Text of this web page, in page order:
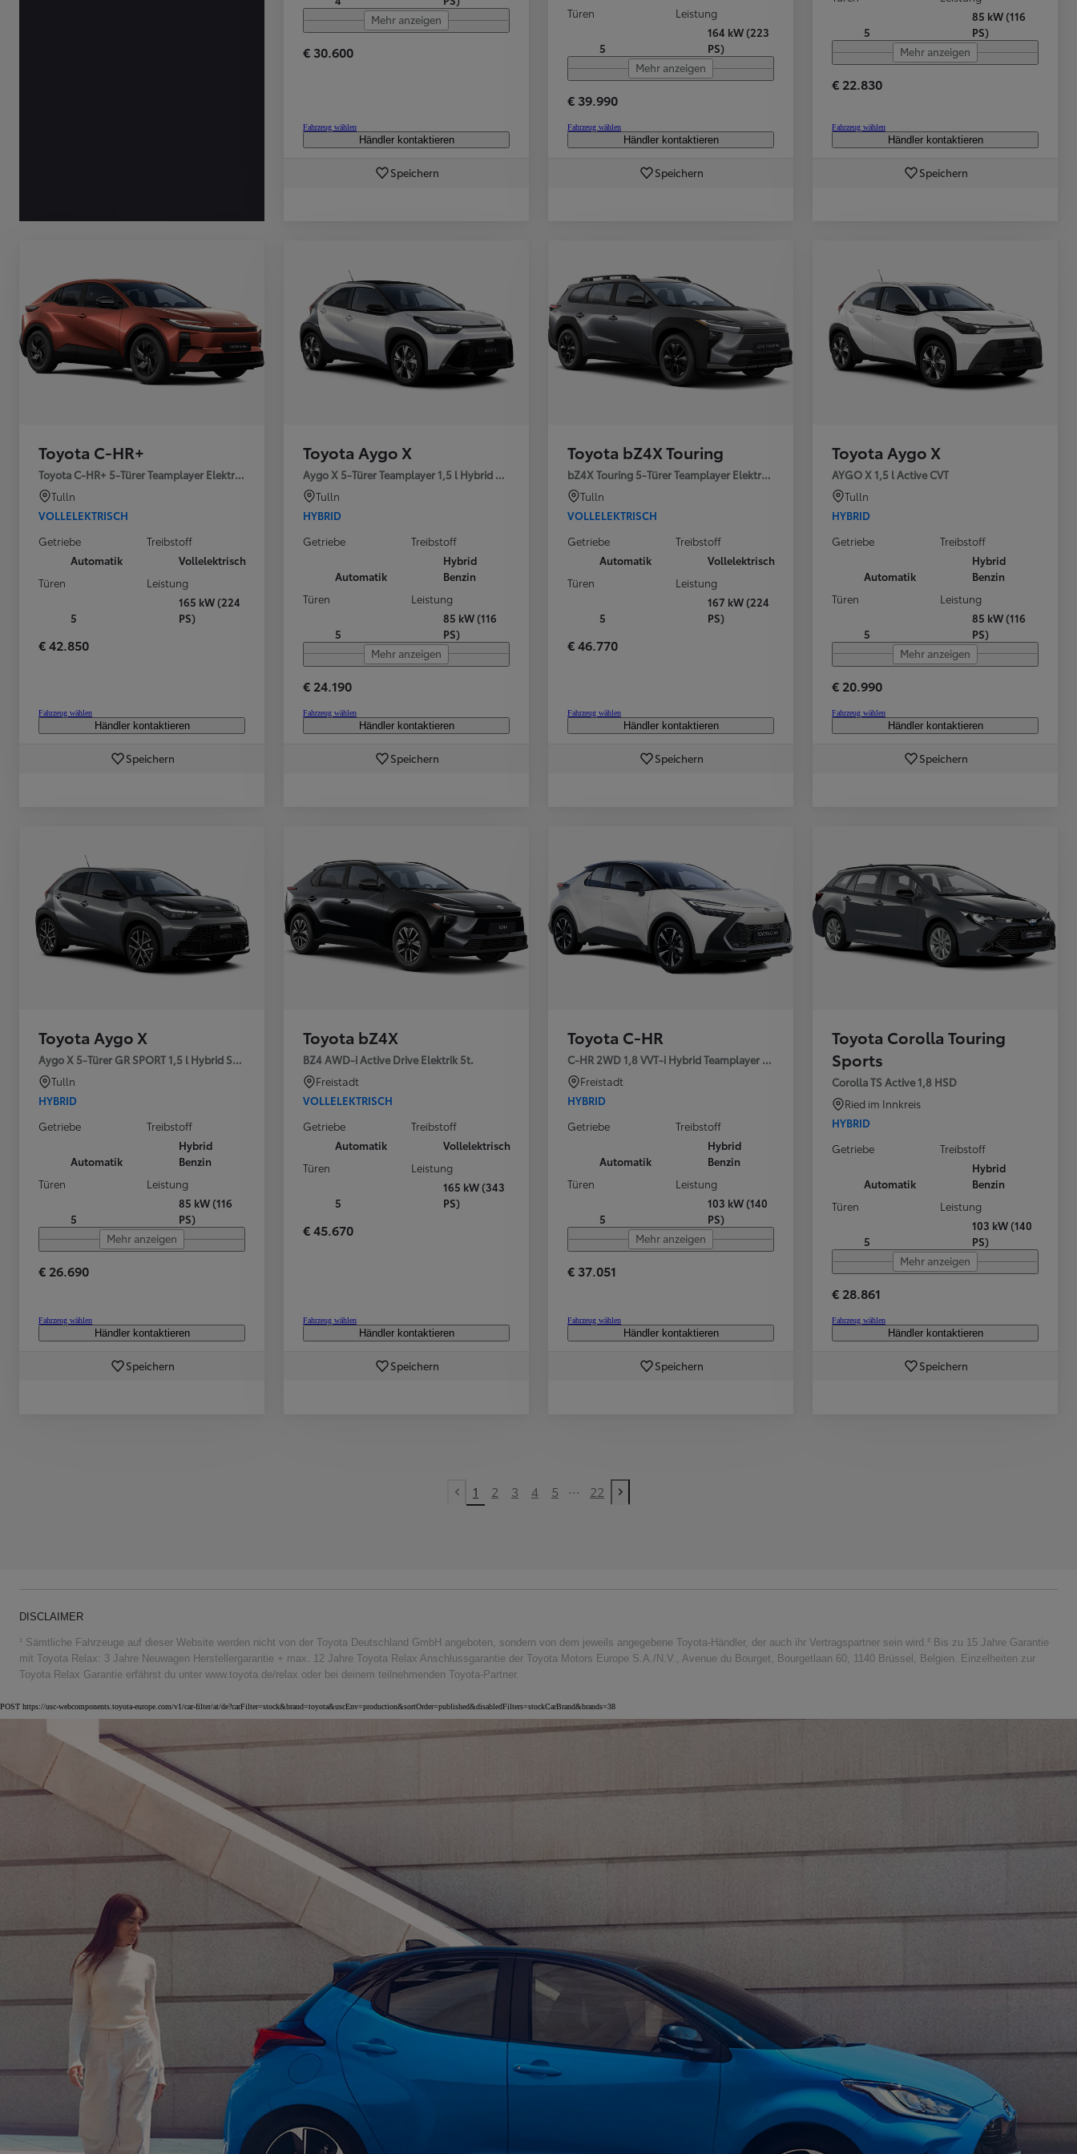
Der neue GR GT
Mehr anzeigen
€ 30.600
Fahrzeug wählen
Händler kontaktieren
Speichern
Türen
5
Leistung
164 kW (223
PS)
Mehr anzeigen
€ 39.990
Fahrzeug wählen
Händler kontaktieren
Speichern
5
85 kW (116
PS)
Mehr anzeigen
€ 22.830
Fahrzeug wählen
Händler kontaktieren
Speichern
Toyota C-HR+
Toyota C-HR+ 5-Türer Teamplayer Elektromotor / 77
Tulln
VOLLELEKTRISCH
Getriebe
Automatik
Treibstoff
Vollelektrisch
Türen
5
Leistung
165 kW (224
PS)
€ 42.850
Fahrzeug wählen
Händler kontaktieren
Speichern
Toyota Aygo X
Aygo X 5-Türer Teamplayer 1,5 l Hybrid Stufenlose
Tulln
HYBRID
Getriebe
Automatik
Treibstoff
Hybrid
Benzin
Türen
5
Leistung
85 kW (116
PS)
Mehr anzeigen
€ 24.190
Fahrzeug wählen
Händler kontaktieren
Speichern
Toyota bZ4X Touring
bZ4X Touring 5-Türer Teamplayer Elektromotor / 75
Tulln
VOLLELEKTRISCH
Getriebe
Automatik
Treibstoff
Vollelektrisch
Türen
5
Leistung
167 kW (224
PS)
€ 46.770
Fahrzeug wählen
Händler kontaktieren
Speichern
Toyota Aygo X
AYGO X 1,5 l Active CVT
Tulln
HYBRID
Getriebe
Automatik
Treibstoff
Hybrid
Benzin
Türen
5
Leistung
85 kW (116
PS)
Mehr anzeigen
€ 20.990
Fahrzeug wählen
Händler kontaktieren
Speichern
Toyota Aygo X
Aygo X 5-Türer GR SPORT 1,5 l Hybrid Stufenlose Au
Tulln
HYBRID
Getriebe
Automatik
Treibstoff
Hybrid
Benzin
Türen
5
Leistung
85 kW (116
PS)
Mehr anzeigen
€ 26.690
Fahrzeug wählen
Händler kontaktieren
Speichern
Toyota bZ4X
BZ4 AWD-i Active Drive Elektrik 5t.
Freistadt
VOLLELEKTRISCH
Getriebe
Automatik
Treibstoff
Vollelektrisch
Türen
5
Leistung
165 kW (343
PS)
€ 45.670
Fahrzeug wählen
Händler kontaktieren
Speichern
Toyota C-HR
C-HR 2WD 1,8 VVT-i Hybrid Teamplayer TP 5t.
Freistadt
HYBRID
Getriebe
Automatik
Treibstoff
Hybrid
Benzin
Türen
5
Leistung
103 kW (140
PS)
Mehr anzeigen
€ 37.051
Fahrzeug wählen
Händler kontaktieren
Speichern
Toyota Corolla Touring
Sports
Corolla TS Active 1,8 HSD
Ried im Innkreis
HYBRID
Getriebe
Automatik
Treibstoff
Hybrid
Benzin
Türen
5
Leistung
103 kW (140
PS)
Mehr anzeigen
€ 28.861
Fahrzeug wählen
Händler kontaktieren
Speichern
Vorherige Seite
1 2 3 4 5 ... 22
Nächste Seite
DISCLAIMER
¹ Sämtliche Fahrzeuge auf dieser Website werden nicht von der Toyota Deutschland GmbH angeboten, sondern von dem jeweils angegebene Toyota-Händler, der auch ihr Vertragspartner sein wird.² Bis zu 15 Jahre Garantie
mit Toyota Relax: 3 Jahre Neuwagen Herstellergarantie + max. 12 Jahre Toyota Relax Anschlussgarantie der Toyota Motors Europe S.A./N.V., Avenue du Bourget, Bourgetlaan 60, 1140 Brüssel, Belgien. Einzelheiten zur
Toyota Relax Garantie erfährst du unter www.toyota.de/relax oder bei deinem teilnehmenden Toyota-Partner.
POST https://usc-webcomponents.toyota-europe.com/v1/car-filter/at/de?carFilter=stock&brand=toyota&uscEnv=production&sortOrder=published&disabledFilters=stockCarBrand&brands=38